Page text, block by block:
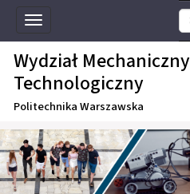
Toggle
navigation
Wydział Mechaniczny
Technologiczny
Politechnika Warszawska